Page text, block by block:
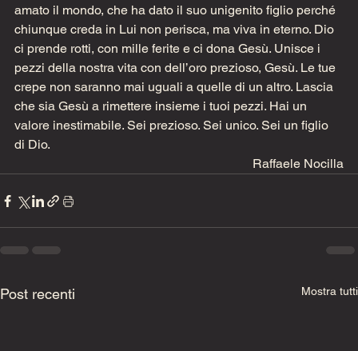
amato il mondo, che ha dato il suo unigenito figlio perché
chiunque creda in Lui non perisca, ma viva in eterno. Dio
ci prende rotti, con mille ferite e ci dona Gesù. Unisce i
pezzi della nostra vita con dell’oro prezioso, Gesù. Le tue
crepe non saranno mai uguali a quelle di un altro. Lascia
che sia Gesù a rimettere insieme i tuoi pezzi. Hai un
valore inestimabile. Sei prezioso. Sei unico. Sei un figlio
di Dio.
Raffaele Nocilla
Post recenti Mostra tutti